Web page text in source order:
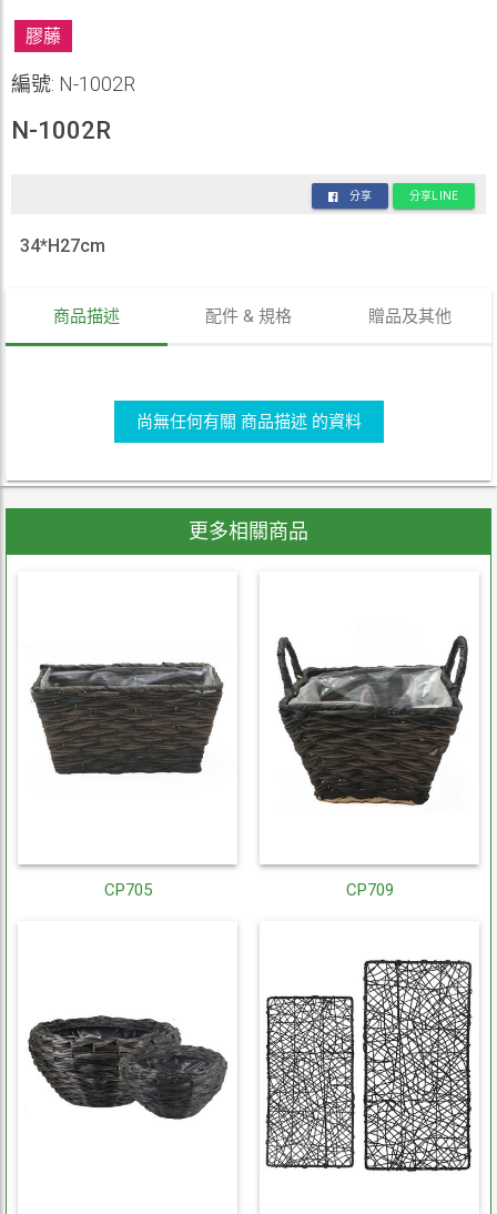
膠藤
編號: N-1002R
N-1002R
分享 分享LINE
34*H27cm
商品描述 配件 & 規格 贈品及其他
尚無任何有關 商品描述 的資料
更多相關商品
CP705 CP709